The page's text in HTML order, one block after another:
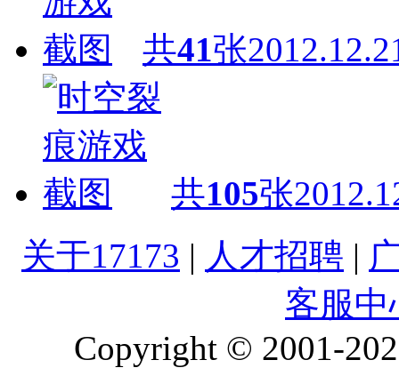
共41张
共105张
关于17173 | 人才招聘 |
客服中
Copyright © 2001-